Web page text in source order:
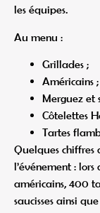
les équipes.
Au menu :
Grillades ;
Américains ;
Merguez et
Côtelettes
Tartes
Quelques chiffres
l’événement :
américains, 400
saucisses ainsi